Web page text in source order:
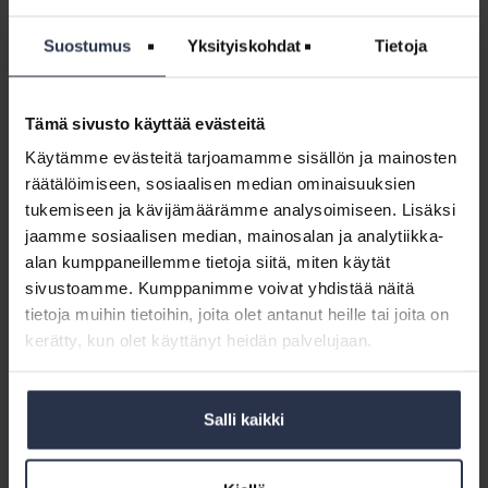
Suostumus Yksityiskohdat Tietoja
Tämä sivusto käyttää evästeitä
Käytämme evästeitä tarjoamamme sisällön ja mainosten
räätälöimiseen, sosiaalisen median ominaisuuksien
tukemiseen ja kävijämäärämme analysoimiseen. Lisäksi
jaamme sosiaalisen median, mainosalan ja analytiikka-
alan kumppaneillemme tietoja siitä, miten käytät
sivustoamme. Kumppanimme voivat yhdistää näitä
tietoja muihin tietoihin, joita olet antanut heille tai joita on
kerätty, kun olet käyttänyt heidän palvelujaan.
Salli kaikki
Kirjoittaja: Olli Rekonen
Toimin Isännöintiliitossa tutkimuspäällikkönä ja tarkastelen isännöinnin ja
taloyhtiöiden maailmaa ennen kaikkea tutkitun tiedon kautta. Erilaiset
tutkimukset, selvitykset ja tietokantojen aineistot kertovat meille monin eri
tavoin mihin suuntaan olemme menossa.